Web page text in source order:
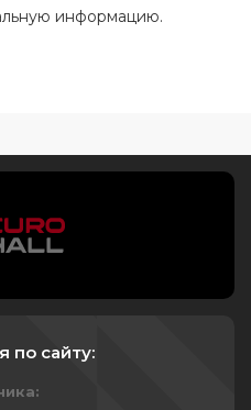
информацию.
по сайту: